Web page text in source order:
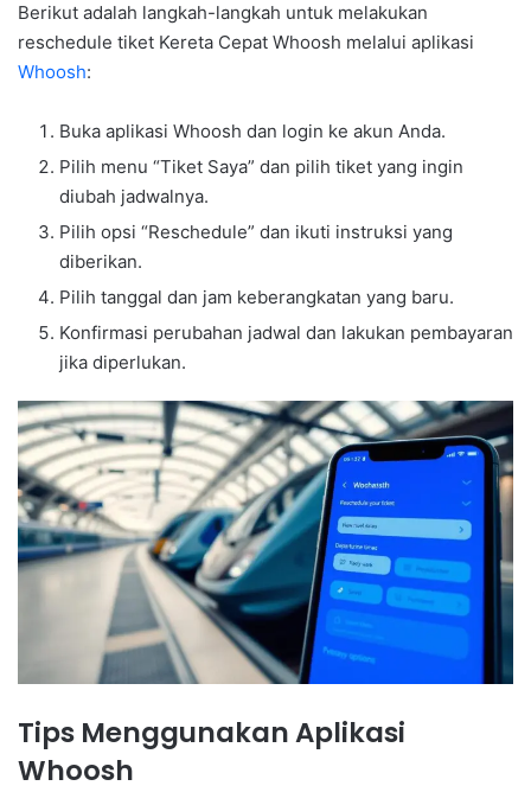
Berikut adalah langkah-langkah untuk melakukan
reschedule tiket Kereta Cepat Whoosh melalui aplikasi
Whoosh:
Buka aplikasi Whoosh dan login ke akun Anda.
Pilih menu “Tiket Saya” dan pilih tiket yang ingin
diubah jadwalnya.
Pilih opsi “Reschedule” dan ikuti instruksi yang
diberikan.
Pilih tanggal dan jam keberangkatan yang baru.
Konfirmasi perubahan jadwal dan lakukan pembayaran
jika diperlukan.
Tips Menggunakan Aplikasi
Whoosh